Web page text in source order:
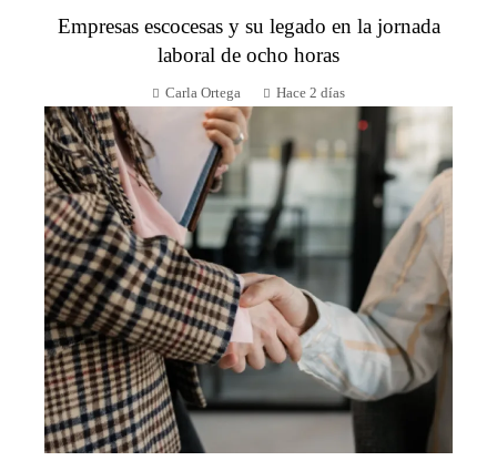
Empresas escocesas y su legado en la jornada
laboral de ocho horas
Carla Ortega Hace 2 días